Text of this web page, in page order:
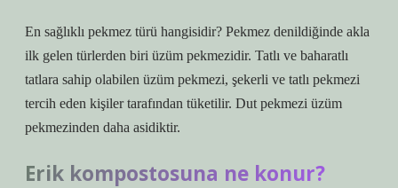
En sağlıklı pekmez türü hangisidir? Pekmez denildiğinde akla
ilk gelen türlerden biri üzüm pekmezidir. Tatlı ve baharatlı
tatlara sahip olabilen üzüm pekmezi, şekerli ve tatlı pekmezi
tercih eden kişiler tarafından tüketilir. Dut pekmezi üzüm
pekmezinden daha asidiktir.
Erik kompostosuna ne konur?